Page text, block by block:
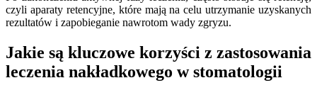
czyli aparaty retencyjne, które mają na celu utrzymanie uzyskanych
rezultatów i zapobieganie nawrotom wady zgryzu.
Jakie są kluczowe korzyści z zastosowania
leczenia nakładkowego w stomatologii